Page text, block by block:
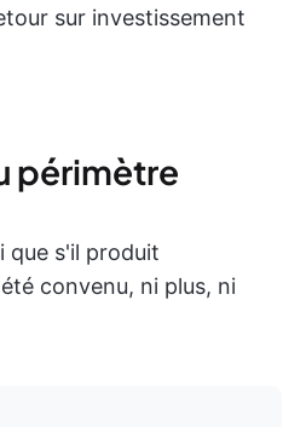
sur investissement
périmètre
que s'il produit
convenu, ni plus, ni